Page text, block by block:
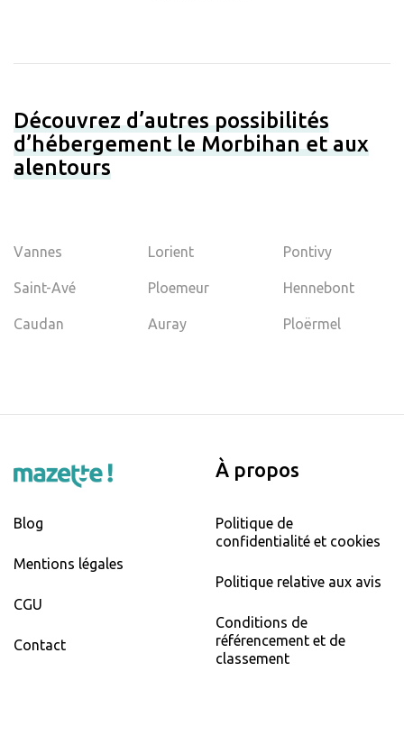
Découvrez d’autres possibilités
d’hébergement le Morbihan et aux
alentours
Vannes Lorient Pontivy
Saint-Avé Ploemeur Hennebont
Caudan Auray Ploërmel
Blog
Mentions légales
CGU
Contact
À propos
Politique de
confidentialité et cookies
Politique relative aux avis
Conditions de
référencement et de
classement